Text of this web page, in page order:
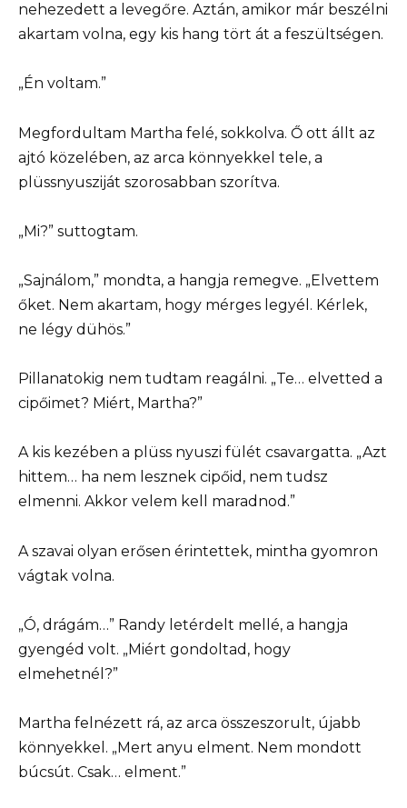
nehezedett a levegőre. Aztán, amikor már beszélni
akartam volna, egy kis hang tört át a feszültségen.
„Én voltam.”
Megfordultam Martha felé, sokkolva. Ő ott állt az
ajtó közelében, az arca könnyekkel tele, a
plüssnyusziját szorosabban szorítva.
„Mi?” suttogtam.
„Sajnálom,” mondta, a hangja remegve. „Elvettem
őket. Nem akartam, hogy mérges legyél. Kérlek,
ne légy dühös.”
Pillanatokig nem tudtam reagálni. „Te… elvetted a
cipőimet? Miért, Martha?”
A kis kezében a plüss nyuszi fülét csavargatta. „Azt
hittem… ha nem lesznek cipőid, nem tudsz
elmenni. Akkor velem kell maradnod.”
A szavai olyan erősen érintettek, mintha gyomron
vágtak volna.
„Ó, drágám…” Randy letérdelt mellé, a hangja
gyengéd volt. „Miért gondoltad, hogy
elmehetnél?”
Martha felnézett rá, az arca összeszorult, újabb
könnyekkel. „Mert anyu elment. Nem mondott
búcsút. Csak… elment.”